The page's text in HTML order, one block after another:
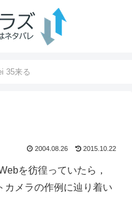
35来る
2004.08.26 2015.10.22
を彷徨っていたら，
カメラの作例に辿り着い